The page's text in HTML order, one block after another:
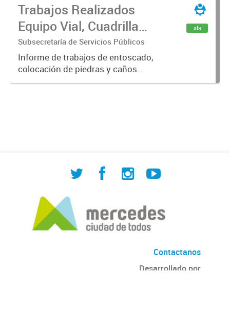
construcción, colocación de tapa
registro, reparación...
Trabajos Realizados
Equipo Vial, Cuadrilla
Bacheo, Servicio
Eléctrico - Noviembre
2021
Subsecretaría de Servicios Públicos
Informe de trabajos de entoscado,
colocación de piedras y caños
(zanjeo - cruce de calles) Informe
xls
Contactanos
Desarrollado por